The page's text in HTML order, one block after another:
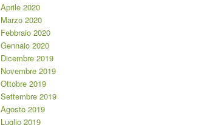
Aprile 2020
Marzo 2020
Febbraio 2020
Gennaio 2020
Dicembre 2019
Novembre 2019
Ottobre 2019
Settembre 2019
Agosto 2019
Luglio 2019